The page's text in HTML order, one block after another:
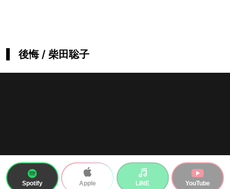
後悔 / 柴田聡子
Spotify Apple LINE YouTube